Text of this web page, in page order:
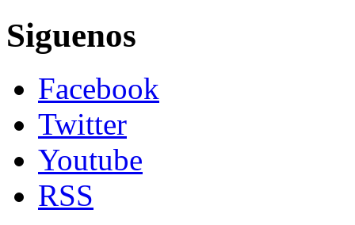
Siguenos
Facebook
Twitter
Youtube
RSS